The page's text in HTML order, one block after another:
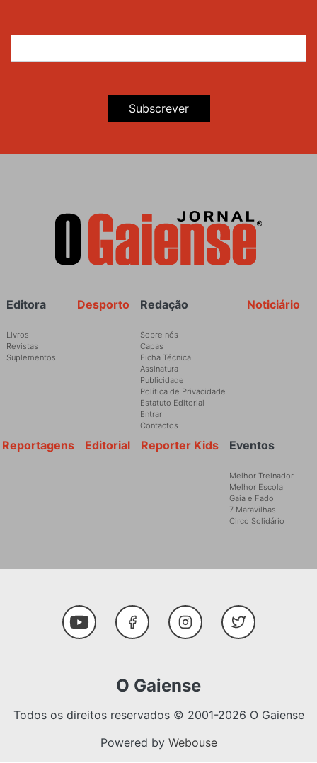
Subscrever
Rodapé Noticiário
Redação
Sobre nós
Capas
Ficha Técnica
Assinatura
Publicidade
Política de Privacidade
Estatuto Editorial
Entrar
Contactos
Desporto
Editora
Livros
Revistas
Suplementos
Eventos
Melhor Treinador
Melhor Escola
Gaia é Fado
7 Maravilhas
Circo Solidário
Reporter Kids
Editorial
Reportagens
Social Media
Youtube FacebookInstagramTwitter
O Gaiense
Todos os direitos reservados © 2001-2026 O Gaiense
Powered by Webouse